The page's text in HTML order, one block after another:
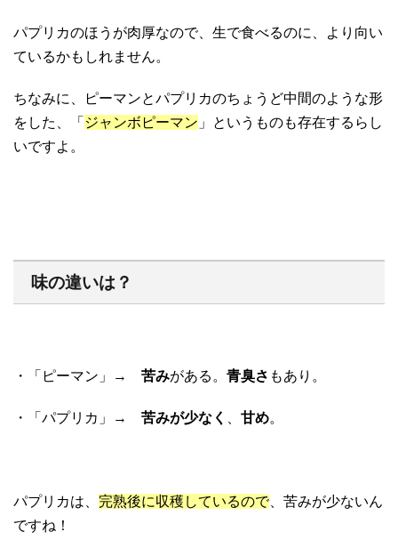
パプリカのほうが肉厚なので、生で食べるのに、より向い
ているかもしれません。
ちなみに、ピーマンとパプリカのちょうど中間のような形
をした、「 ジャンボピーマン 」というものも存在するらし
いですよ。
味の違いは？
・「ピーマン」→ 苦みがある。 青臭さ もあり。
・「パプリカ」→ 苦みが少なく 甘め。
パプリカは、 完熟後に収穫しているので、苦みが少ないん
ですね！